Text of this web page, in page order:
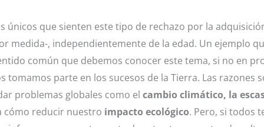
únicos que sienten este tipo de rechazo por la
medida-, independientemente de la edad. Un ejemplo
común que debemos conocer este tema, si no en
tomamos parte en los sucesos de la Tierra. Las razones
problemas globales como el cambio climático, la
cómo reducir nuestro impacto ecológico. Pero, si todos